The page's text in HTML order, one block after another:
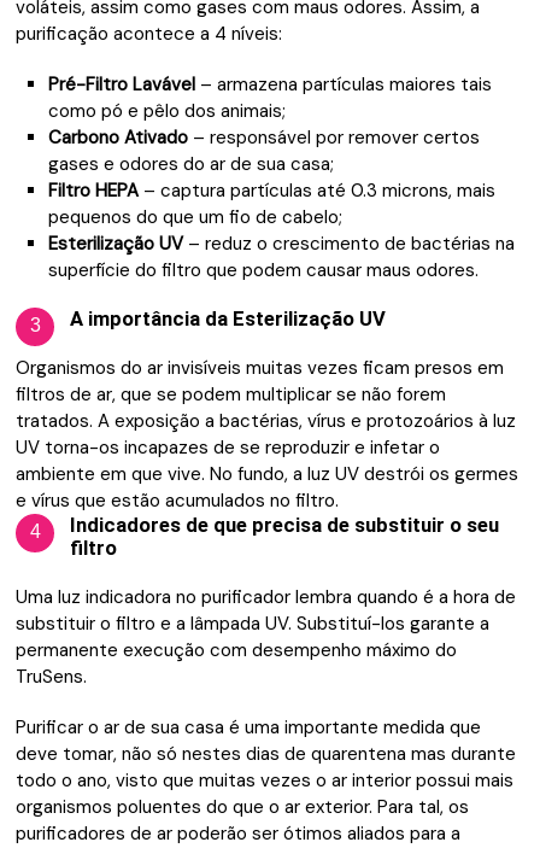
voláteis, assim como gases com maus odores. Assim, a
purificação acontece a 4 níveis:
Pré-Filtro Lavável– armazena partículas maiores tais
como pó e pêlo dos animais;
Carbono Ativado– responsável por remover certos
gases e odores do ar de sua casa;
Filtro HEPA– captura partículas até 0.3 microns, mais
pequenos do que um fio de cabelo;
Esterilização UV – reduz o crescimento de bactérias na
superfície do filtro que podem causar maus odores.
3 A importância da Esterilização UV
Organismos do ar invisíveis muitas vezes ficam presos em
filtros de ar, que se podem multiplicar se não forem
tratados. A exposição a bactérias, vírus e protozoários à luz
UV torna-os incapazes de se reproduzir e infetar o
ambiente em que vive. No fundo, a luz UV destrói os germes
e vírus que estão acumulados no filtro.
4
Indicadores de que precisa de substituir o seu
filtro
Uma luz indicadora no purificador lembra quando é a hora de
substituir o filtro e a lâmpada UV. Substituí-los garante a
permanente execução com desempenho máximo do
TruSens.
Purificar o ar de sua casa é uma importante medida que
deve tomar, não só nestes dias de quarentena mas durante
todo o ano, visto que muitas vezes o ar interior possui mais
organismos poluentes do que o ar exterior. Para tal, os
purificadores de ar poderão ser ótimos aliados para a